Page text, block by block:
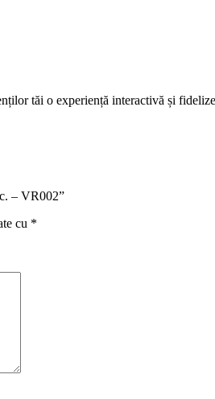
tăi o experiență interactivă și
– VR002”
cu *